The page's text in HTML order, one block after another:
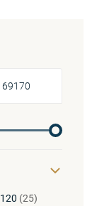
120 (25)